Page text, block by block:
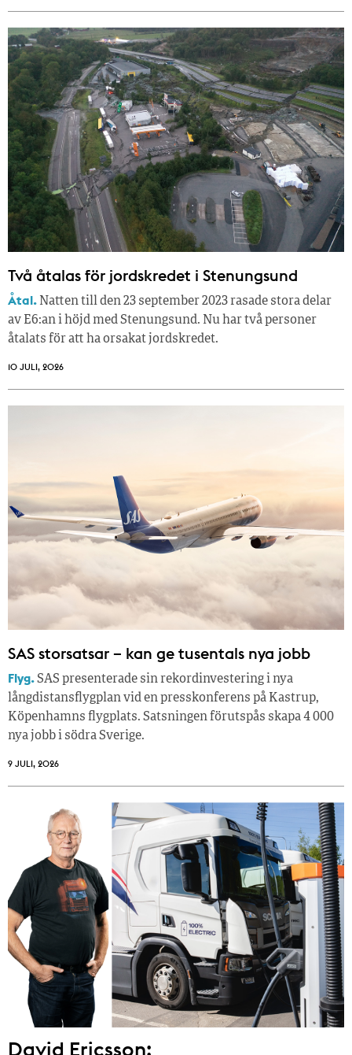
Två åtalas för jordskredet i Stenungsund
Åtal. Natten till den 23 september 2023 rasade stora delar
av E6:an i höjd med Stenungsund. Nu har två personer
åtalats för att ha orsakat jordskredet.
10 JULI, 2026
SAS storsatsar – kan ge tusentals nya jobb
Flyg.SAS presenterade sin rekordinvestering i nya
långdistansflygplan vid en presskonferens på Kastrup,
Köpenhamns flygplats. Satsningen förutspås skapa 4 000
nya jobb i södra Sverige.
9 JULI, 2026
David Ericsson: